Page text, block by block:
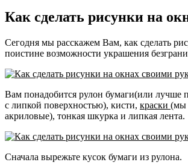
Как сделать рисунки на
Сегодня мы расскажем Вам, как сделать
поистине возможности украшения
Вам понадобится рулон бумаги(или лучше
с липкой поверхностью), кисти, краски (мы
акриловые), тонкая шкурка и липкая лента.
Сначала вырежьте кусок бумаги из рулона.